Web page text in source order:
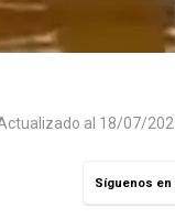
al 18/07/
Síguenos en